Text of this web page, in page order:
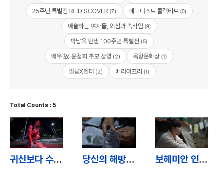
25주년 특별전 RE:DISCOVER (7) 페미니스트 콜렉티브(0)
예술하는 여자들, 외침과 속삭임 (9)
박남옥 탄생 100주년 특별전 (5)
배우 故 윤정희 추모 상영 (2) 옥랑문화상 (1)
필름X젠더 (2) 배리어프리 (1)
Total Counts : 5
귀신보다 수능이 더 무서워! / The College Entrance Exam Is Scarier Than the Ghost! 당신의 해방 / Your Liberation 보헤미안 인 스쿨 / Bohemian in School